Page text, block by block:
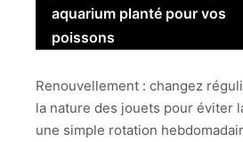
aquarium planté pour vos
poissons
Renouvellement : changez
la nature des jouets pour éviter
une simple rotation